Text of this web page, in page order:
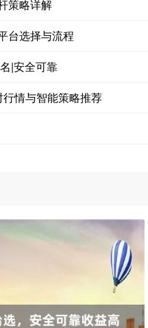
策略详解
台选择与流程
|安全可靠
情与智能策略推荐